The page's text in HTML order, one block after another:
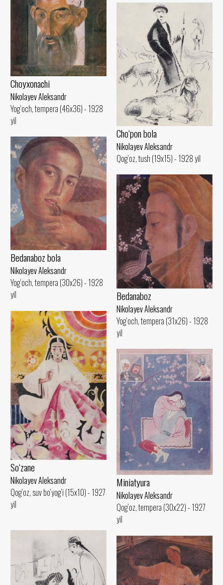
Choyxonachi
Nikolayev Aleksandr
Yog‘och, tempera (46x36) - 1928
yil
Cho‘pon bola
Nikolayev Aleksandr
Qog‘oz, tush (19x15) - 1928 yil
Bedanaboz bola
Nikolayev Aleksandr
Yog‘och, tempera (30x26) - 1928
yil
Bedanaboz
Nikolayev Aleksandr
Yog‘och, tempera (31x26) - 1928
yil
So‘zane
Nikolayev Aleksandr
Qog‘oz, suv bo‘yog‘i (15x10) - 1927
yil
Miniatyura
Nikolayev Aleksandr
Qog‘oz, tempera (30x22) - 1927
yil